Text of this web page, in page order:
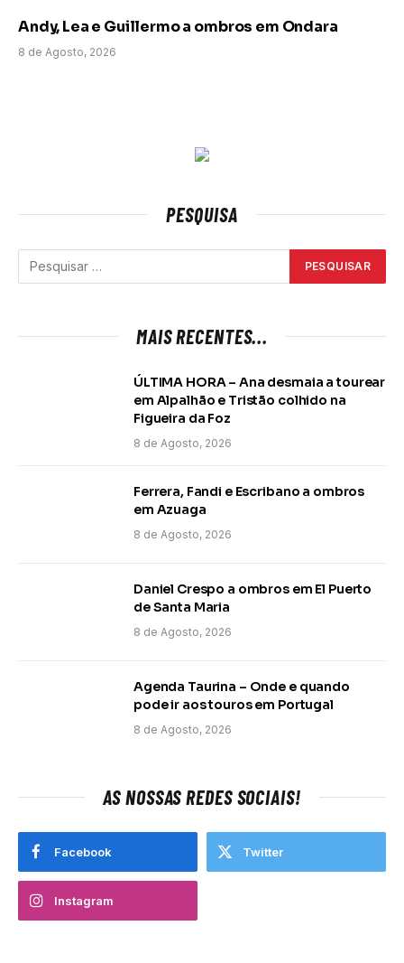
Andy, Lea e Guillermo a ombros em Ondara
8 de Agosto, 2026
PESQUISA
MAIS RECENTES...
ÚLTIMA HORA – Ana desmaia a tourear
em Alpalhão e Tristão colhido na
Figueira da Foz
8 de Agosto, 2026
Ferrera, Fandi e Escribano a ombros
em Azuaga
8 de Agosto, 2026
Daniel Crespo a ombros em El Puerto
de Santa Maria
8 de Agosto, 2026
Agenda Taurina – Onde e quando
pode ir aos touros em Portugal
8 de Agosto, 2026
AS NOSSAS REDES SOCIAIS!
Facebook Twitter
Instagram